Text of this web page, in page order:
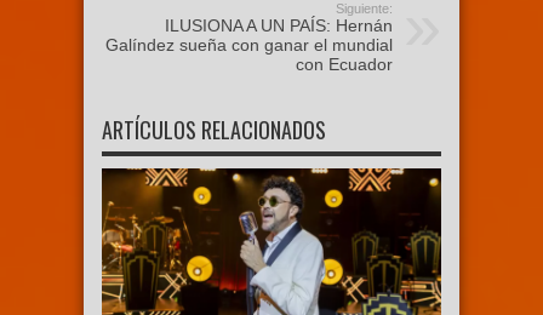
Siguiente:
ILUSIONA A UN PAÍS: Hernán
Galíndez sueña con ganar el mundial
con Ecuador
ARTÍCULOS RELACIONADOS